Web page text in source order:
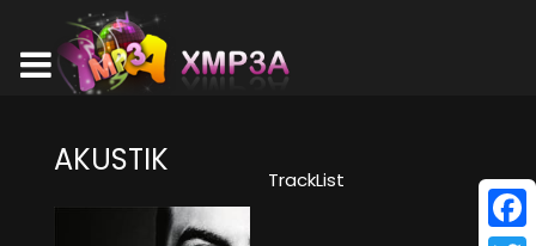
AKUSTIK
TrackList